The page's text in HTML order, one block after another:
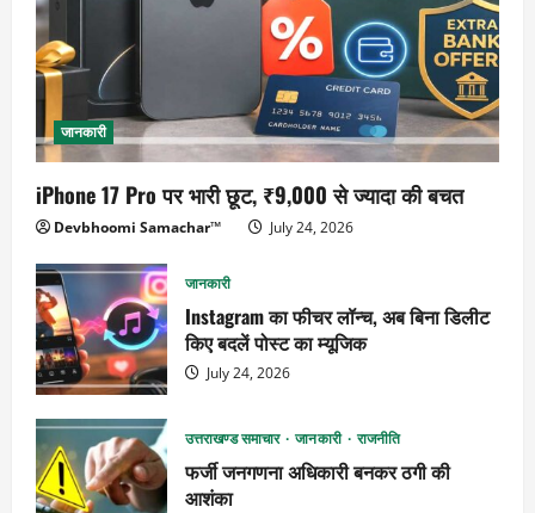
जानकारी
iPhone 17 Pro पर भारी छूट, ₹9,000 से ज्यादा की बचत
Devbhoomi Samachar™ July 24, 2026
जानकारी
Instagram का फीचर लॉन्च, अब बिना डिलीट
किए बदलें पोस्ट का म्यूजिक
July 24, 2026
उत्तराखण्ड समाचार जानकारी राजनीति
फर्जी जनगणना अधिकारी बनकर ठगी की
आशंका